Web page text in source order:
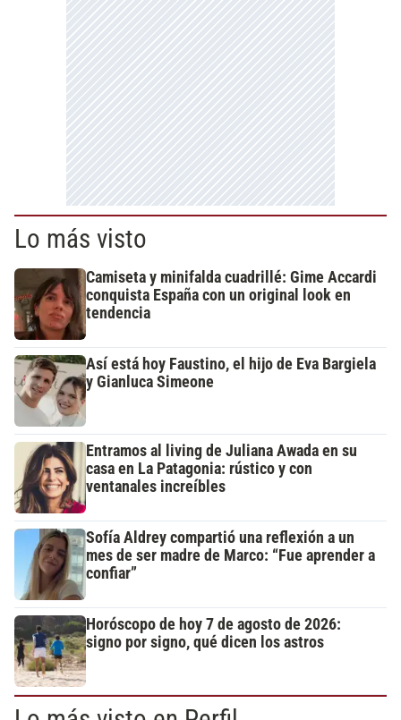
Lo más visto
Camiseta y minifalda cuadrillé: Gime Accardi
conquista España con un original look en
tendencia
Así está hoy Faustino, el hijo de Eva Bargiela
y Gianluca Simeone
Entramos al living de Juliana Awada en su
casa en La Patagonia: rústico y con
ventanales increíbles
Sofía Aldrey compartió una reflexión a un
mes de ser madre de Marco: “Fue aprender a
confiar”
Horóscopo de hoy 7 de agosto de 2026:
signo por signo, qué dicen los astros